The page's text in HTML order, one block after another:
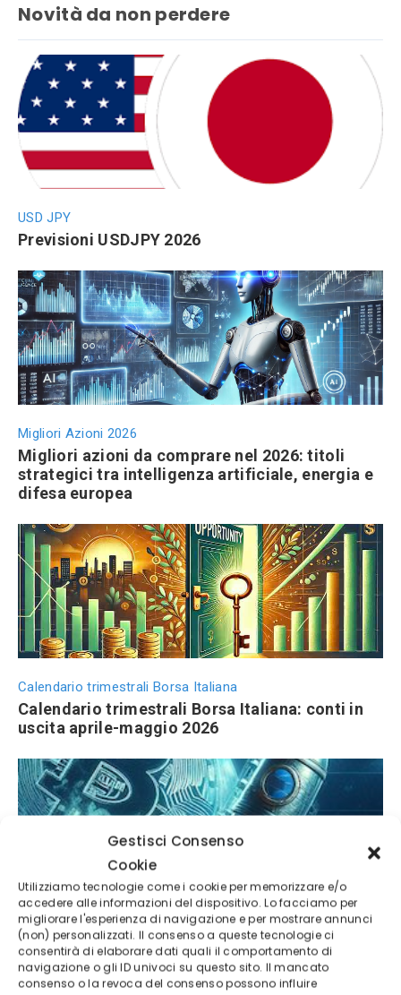
Gestisci Consenso
Cookie
Utilizziamo tecnologie come i cookie per memorizzare e/o
accedere alle informazioni del dispositivo. Lo facciamo per
migliorare l'esperienza di navigazione e per mostrare annunci
(non) personalizzati. Il consenso a queste tecnologie ci
consentirà di elaborare dati quali il comportamento di
navigazione o gli ID univoci su questo sito. Il mancato
consenso o la revoca del consenso possono influire
Novità da non perdere
USD JPY
Previsioni USDJPY 2026
Migliori Azioni 2026
Migliori azioni da comprare nel 2026: titoli
strategici tra intelligenza artificiale, energia e
difesa europea
Calendario trimestrali Borsa Italiana
Calendario trimestrali Borsa Italiana: conti in
uscita aprile-maggio 2026
BTC 2026
Bitcoin 2026: previsioni di prezzo e scenari di
mercato